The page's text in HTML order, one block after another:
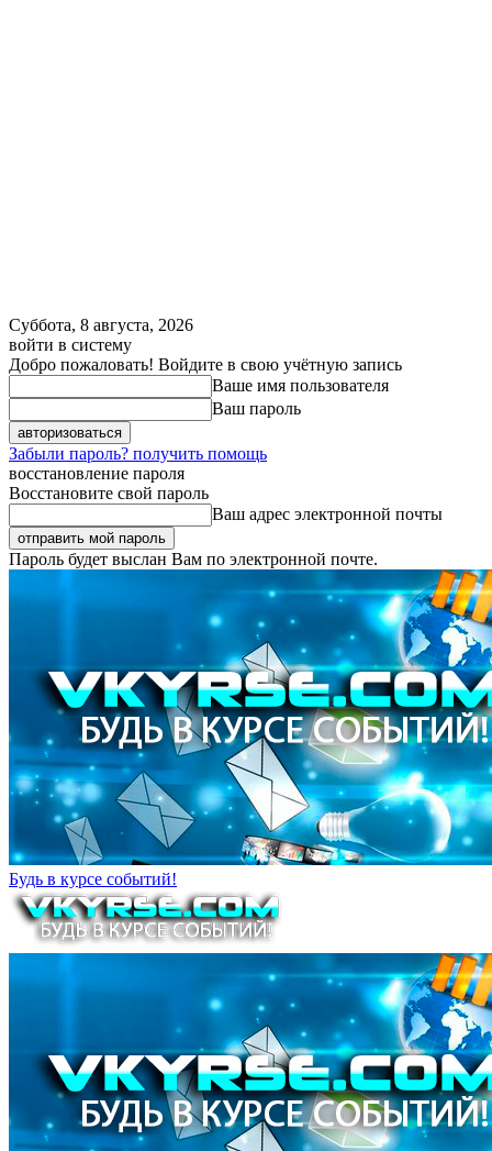
Суббота, 8 августа, 2026
войти в систему
Добро пожаловать! Войдите в свою учётную запись
Ваше имя пользователя
Ваш пароль
Забыли пароль? получить помощь
восстановление пароля
Восстановите свой пароль
Ваш адрес электронной почты
Пароль будет выслан Вам по электронной почте.
Будь в курсе событий!